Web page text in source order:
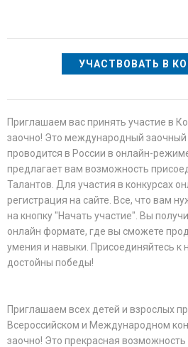
УЧАСТВОВАТЬ В
Приглашаем вас принять участие в
заочно! Это международный заочный
проводится в России в онлайн-
предлагает вам возможность
Талантов. Для участия в конкурсах
регистрация на сайте. Все, что вам
на кнопку "Начать участие". Вы
онлайн формате, где вы сможете
умения и навыки. Присоединяйтесь к
достойны победы!
Приглашаем всех детей и взрослых
Всероссийском и Международном
заочно! Это прекрасная